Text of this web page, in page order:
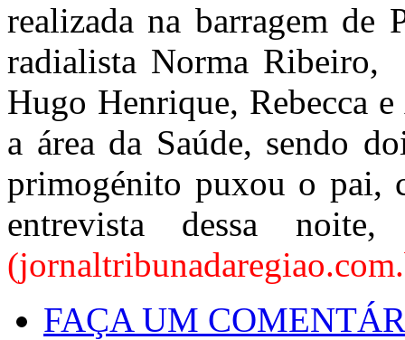
realizada na barragem de
radialista Norma Ribeiro,
Hugo Henrique, Rebecca
a área da Saúde, sendo
primogénito puxou o pai,
entrevista dessa
FAÇA UM